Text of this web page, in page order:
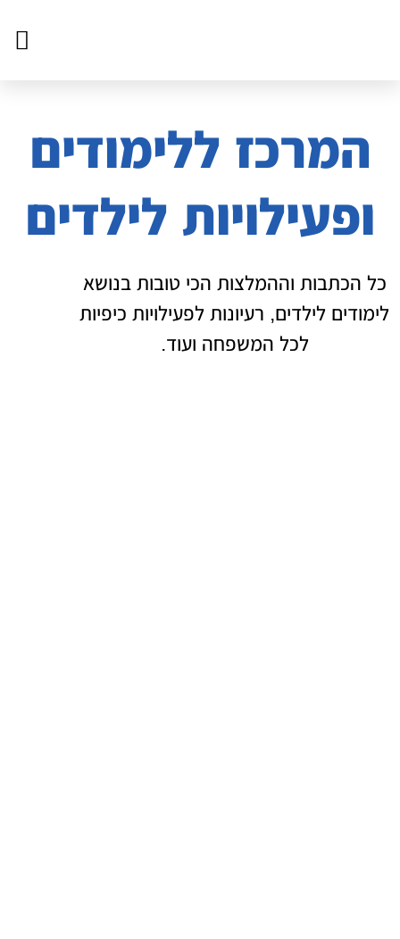
המרכז ללימודים
ופעילויות לילדים
כל הכתבות וההמלצות הכי טובות בנושא
לימודים לילדים, רעיונות לפעילויות כיפיות
לכל המשפחה ועוד.